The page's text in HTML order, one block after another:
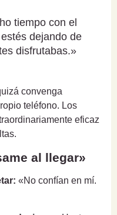
tiempo con el
dejando de
disfrutabas.»
convenga
teléfono. Los
eficaz
al llegar»
«No confían en mí.